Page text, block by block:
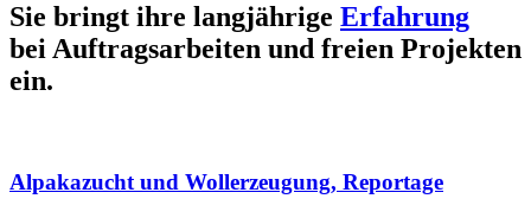
Sie bringt ihre langjährige Erfahrung
bei Auftragsarbeiten und freien Projekten
ein.
Alpakazucht und Wollerzeugung, Reportage